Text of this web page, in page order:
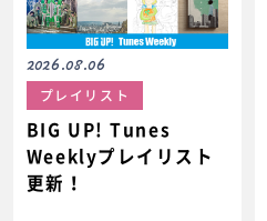
2026.08.06
プレイリスト
BIG UP! Tunes
Weeklyプレイリスト
更新！